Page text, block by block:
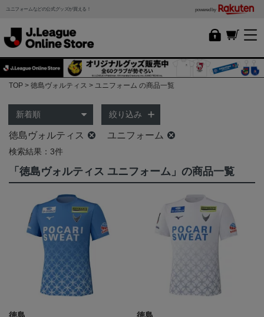
ユニフォームなどの公式グッズが買える！ powered by
TOP 徳島ヴォルティス ユニフォーム の商品一覧
絞り込み
徳島ヴォルティス ユニフォーム
検索結果：3件
「徳島ヴォルティス ユニフォーム」の商品一覧
徳島
徳島